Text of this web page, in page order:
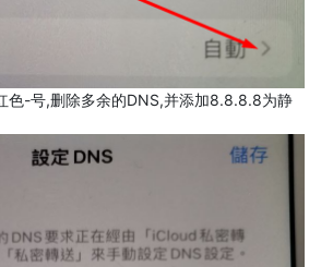
色-号,删除多余的DNS,并添加8.8.8.8为静